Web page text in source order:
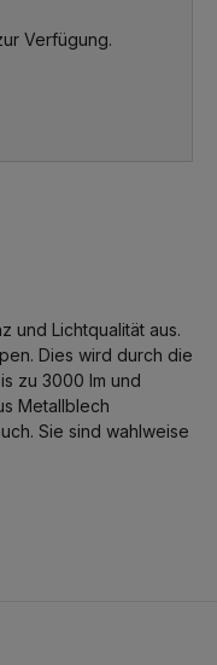
Verfügung.
und Lichtqualität aus.
Dies wird durch die
zu 3000 lm und
Metallblech
Sie sind wahlweise